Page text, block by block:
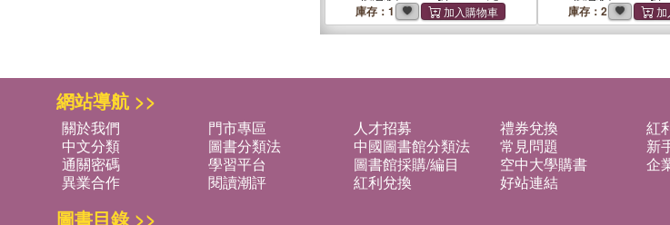
庫存：1 庫存：2
網站導航 >>
關於我們 門市專區 人才招募 禮券兌換
紅
中文分類
圖書分類法 中國圖書館分類法 常見問題
新
通關密碼
學習平台 圖書館採購/編目 空中大學購書
企
異業合作
閱讀潮評 紅利兌換 好站連結
圖書目錄 >>